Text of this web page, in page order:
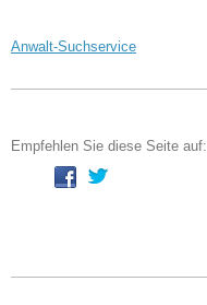
Anwalt-Suchservice
Empfehlen Sie diese Seite auf: